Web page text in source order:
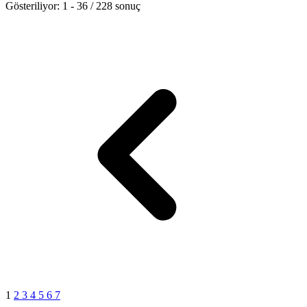
Gösteriliyor: 1 - 36 / 228 sonuç
1 2 3 4 5 6 7